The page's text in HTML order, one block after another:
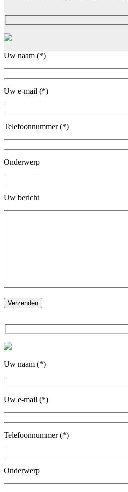
Uw naam (*)
Uw e-mail (*)
Telefoonnummer (*)
Onderwerp
Uw bericht
Uw naam (*)
Uw e-mail (*)
Telefoonnummer (*)
Onderwerp